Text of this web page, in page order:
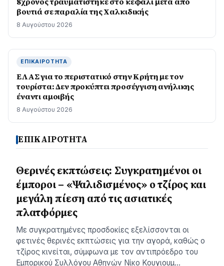
βουτιά σε παραλία της Χαλκιδικής
8 Αυγούστου 2026
ΕΠΙΚΑΙΡΌΤΗΤΑ
ΕΛΑΣ για το περιστατικό στην Κρήτη με τον
τουρίστα: Δεν προκύπτει προσέγγιση ανήλικης
έναντι αμοιβής
8 Αυγούστου 2026
ΕΠΙΚΑΙΡΟΤΗΤΑ
Θερινές εκπτώσεις: Συγκρατημένοι οι
έμποροι – «Ψαλιδισμένος» ο τζίρος και
μεγάλη πίεση από τις ασιατικές
πλατφόρμες
Με συγκρατημένες προσδοκίες εξελίσσονται οι
φετινές θερινές εκπτώσεις για την αγορά, καθώς ο
τζίρος κινείται, σύμφωνα με τον αντιπρόεδρο του
Εμπορικού Συλλόγου Αθηνών Νίκο Κουγιουμ…